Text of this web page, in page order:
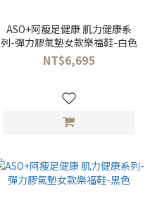
ASO+阿瘦足健康 肌力健康系
列-彈力膠氣墊女款樂福鞋-白色
NT$6,695